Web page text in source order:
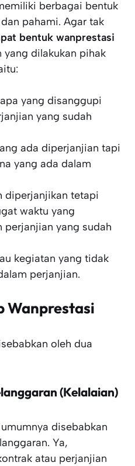
berbagai bentuk
pahami. Agar tak
bentuk wanprestasi
yang dilakukan pihak
yang disanggupi
yang sudah
ada diperjanjian tapi
yang ada dalam
diperjanjikan tetapi
waktu yang
perjanjian yang sudah
kegiatan yang tidak
perjanjian.
Wanprestasi
oleh dua
(Kelalaian)
disebabkan
Ya,
atau perjanjian